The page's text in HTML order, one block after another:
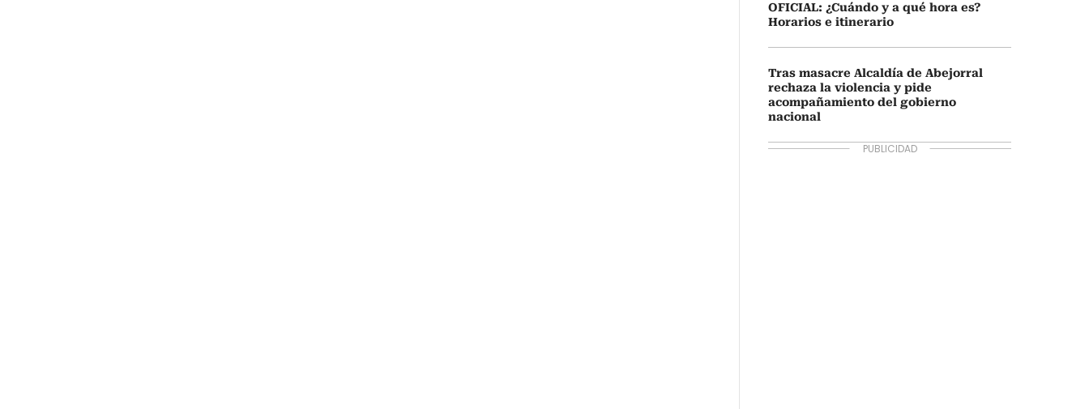
OFICIAL: ¿Cuándo y a qué hora es?
Horarios e itinerario
Tras masacre Alcaldía de Abejorral
rechaza la violencia y pide
acompañamiento del gobierno
nacional